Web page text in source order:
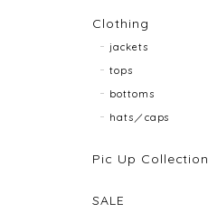
Clothing
jackets
tops
bottoms
hats／caps
Pic Up Collection
SALE